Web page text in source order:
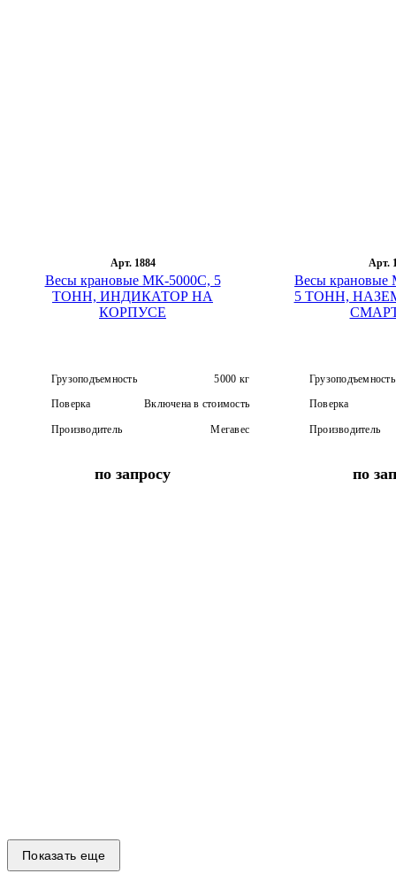
Арт. 1884
Весы крановые МК-5000C, 5
ТОНН, ИНДИКАТОР НА
КОРПУСЕ
Грузоподъемность 5000 кг
Поверка Включена в стоимость
Производитель Мегавес
по запросу
Арт.
Весы
5 ТОНН,
Грузоподъемность
Поверка
Производитель
по
Показать еще